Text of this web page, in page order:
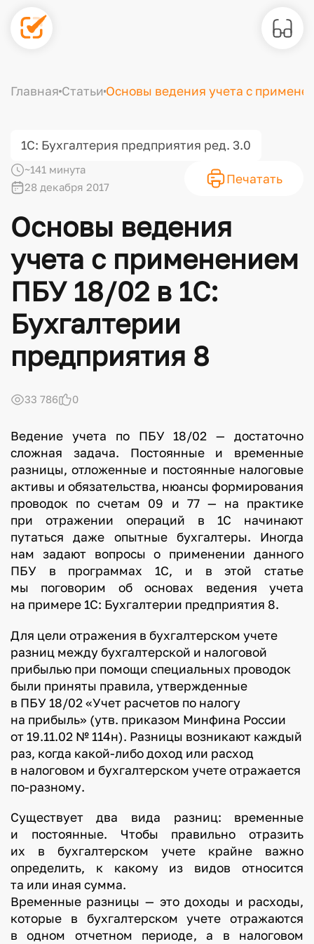
Главная Статьи Основы ведения учета с
1С: Бухгалтерия предприятия ред. 3.0
~141 минута
28 декабря 2017
Печатать
Основы ведения
учета с применением
ПБУ 18/02 в 1С:
Бухгалтерии
предприятия 8
33 786 0
Ведение учета по ПБУ 18/02 — достаточно
сложная задача. Постоянные и временные
разницы, отложенные и постоянные налоговые
активы и обязательства, нюансы формирования
проводок по счетам 09 и 77 — на практике
при отражении операций в 1С начинают
путаться даже опытные бухгалтеры. Иногда
нам задают вопросы о применении данного
ПБУ в программах 1С, и в этой статье
мы поговорим об основах ведения учета
на примере 1С: Бухгалтерии предприятия 8.
Для цели отражения в бухгалтерском учете
разниц между бухгалтерской и налоговой
прибылью при помощи специальных проводок
были приняты правила, утвержденные
в ПБУ 18/02 «Учет расчетов по налогу
на прибыль» (утв. приказом Минфина России
от 19.11.02 № 114н). Разницы возникают каждый
раз, когда какой-либо доход или расход
в налоговом и бухгалтерском учете отражается
по-разному.
Существует два вида разниц: временные
и постоянные. Чтобы правильно отразить
их в бухгалтерском учете крайне важно
определить, к какому из видов относится
та или иная сумма.
Временные разницы — это доходы и расходы,
которые в бухгалтерском учете отражаются
в одном отчетном периоде, а в налоговом